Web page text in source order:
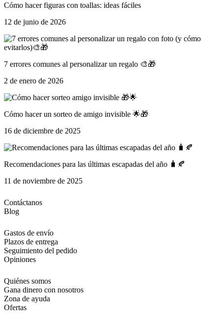
Cómo hacer figuras con toallas: ideas fáciles
12 de junio de 2026
7 errores comunes al personalizar un regalo 🎨🎁
2 de enero de 2026
Cómo hacer un sorteo de amigo invisible 🌟🎁
16 de diciembre de 2025
Recomendaciones para las últimas escapadas del año 🧳🍂
11 de noviembre de 2025
Contáctanos
Blog
Gastos de envío
Plazos de entrega
Seguimiento del pedido
Opiniones
Quiénes somos
Gana dinero con nosotros
Zona de ayuda
Ofertas